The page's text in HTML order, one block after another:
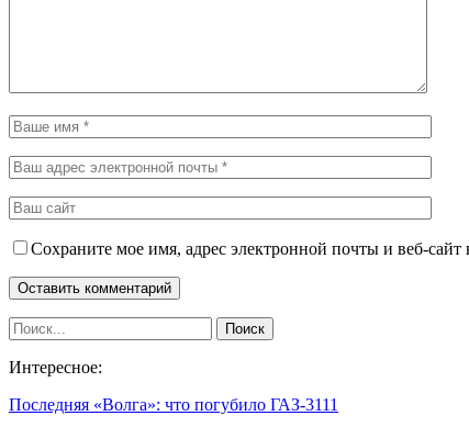
Сохраните мое имя, адрес электронной почты и веб-
Интересное:
Последняя «Волга»: что погубило ГАЗ-3111